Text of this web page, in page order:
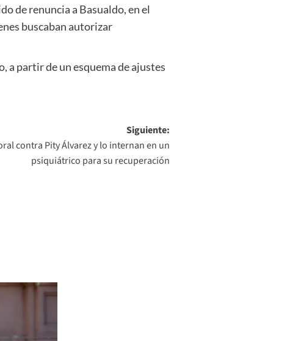
de renuncia a Basualdo, en el
buscaban autorizar
a partir de un esquema de ajustes
Siguiente:
contra Pity Álvarez y lo internan en un
psiquiátrico para su recuperación